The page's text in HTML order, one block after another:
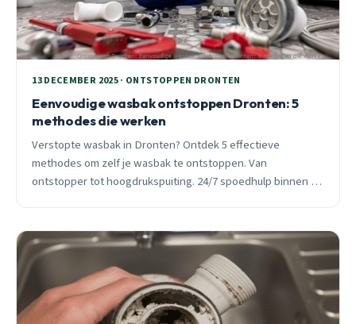
13 DECEMBER 2025 · ONTSTOPPEN DRONTEN
Eenvoudige wasbak ontstoppen Dronten: 5
methodes die werken
Verstopte wasbak in Dronten? Ontdek 5 effectieve
methodes om zelf je wasbak te ontstoppen. Van
ontstopper tot hoogdrukspuiting. 24/7 spoedhulp binnen 30